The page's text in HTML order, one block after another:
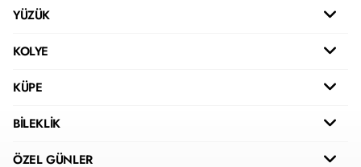
YÜZÜK
KOLYE
KÜPE
BİLEKLİK
ÖZEL GÜNLER